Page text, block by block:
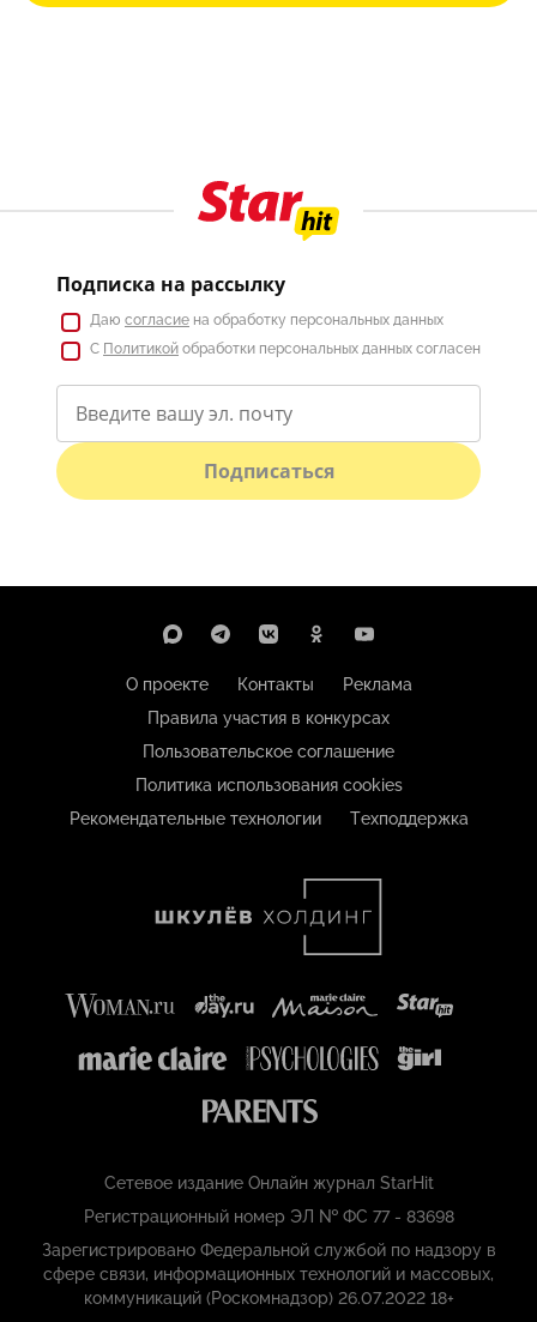
Подписка на рассылку
Даю согласие на обработку персональных данных
С Политикой обработки персональных данных согласен
Подписаться
О проекте Контакты
Реклама
Правила участия в конкурсах
Пользовательское соглашение
Политика использования cookies
Рекомендательные технологии
Техподдержка
Сетевое издание Онлайн журнал StarHit
Регистрационный номер ЭЛ № ФС 77 - 83698
Зарегистрировано Федеральной службой по надзору в
сфере связи, информационных технологий и массовых,
коммуникаций (Роскомнадзор) 26.07.2022 18+